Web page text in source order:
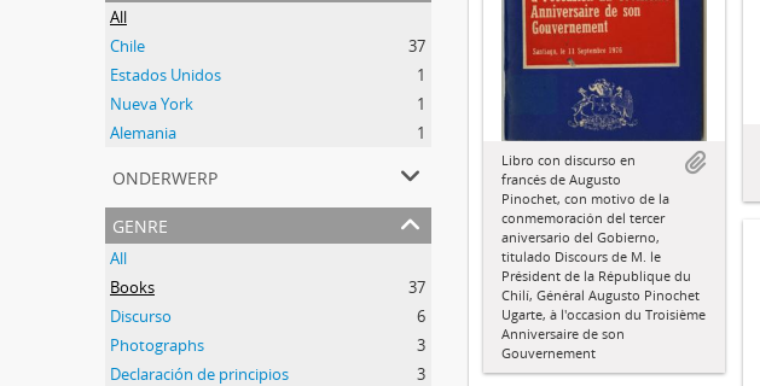
All
Chile
37
Estados Unidos
1
Nueva York
1
Alemania
1
onderwerp
genre
All
Books
37
Discurso
6
Photographs
3
Declaración de principios
3
Libro con discurso en
francés de Augusto
Pinochet, con motivo de la
conmemoración del tercer
aniversario del Gobierno,
titulado Discours de M. le
Président de la République du
Chilí, Général Augusto Pinochet
Ugarte, à l'occasion du Troisième
Anniversaire de son
Gouvernement